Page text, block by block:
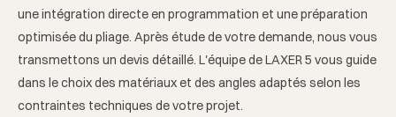
une intégration directe en programmation et une préparation
optimisée du pliage. Après étude de votre demande, nous vous
transmettons un devis détaillé. L'équipe de LAXER 5 vous guide
dans le choix des matériaux et des angles adaptés selon les
contraintes techniques de votre projet.